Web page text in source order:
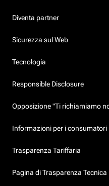
Diventa partner
Sicurezza sul Web
Tecnologia
Responsible Disclosure
Opposizione "Ti richiamiamo
Informazioni per i consumatori
Trasparenza Tariffaria
Pagina di Trasparenza Tecnica